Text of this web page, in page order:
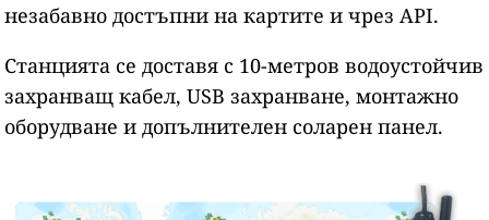
незабавно достъпни на картите и чрез API.
Станцията се доставя с 10-метров водоустойчив
захранващ кабел, USB захранване, монтажно
оборудване и допълнителен соларен панел.